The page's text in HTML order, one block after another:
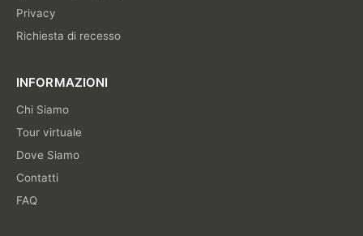
Privacy
Richiesta di recesso
INFORMAZIONI
Chi Siamo
Tour virtuale
Dove Siamo
Contatti
FAQ